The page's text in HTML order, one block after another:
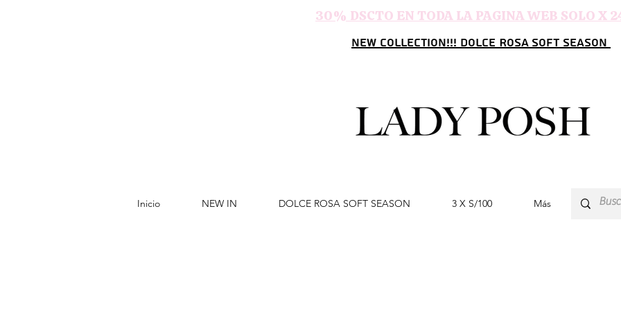
30% DSCTO EN TODA LA PAGINA WEB SOLO X
NEW COLLECTION!!! DOLCE ROSA SOFT SEASON
Inicio NEW IN DOLCE ROSA SOFT SEASON 3 X S/100 Más